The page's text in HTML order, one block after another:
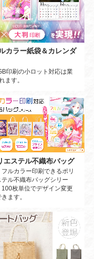
カラー紙袋＆カレンダ
印刷の小ロット対応は業
ます。
エステル不織布バッグ
フルカラー印刷できるポリ
テル不織布バッグシリー
100枚単位でデザイン変更
きます。